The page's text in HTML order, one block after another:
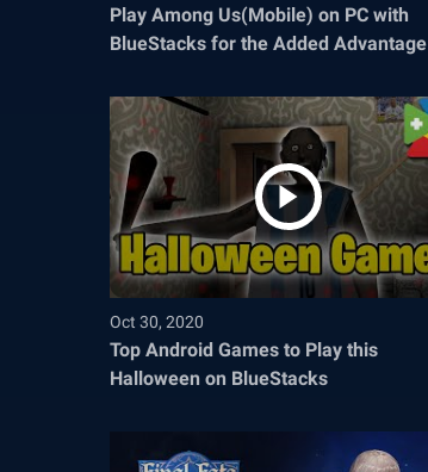
Play Among Us(Mobile) on PC with
BlueStacks for the Added Advantage
Oct 30, 2020
Top Android Games to Play this
Halloween on BlueStacks